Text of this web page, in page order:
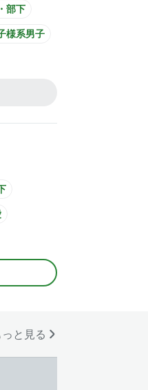
部下
様系男子
っと見る